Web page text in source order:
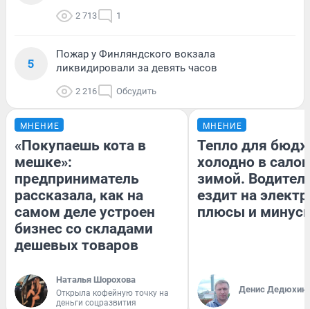
2 713 1
5
Пожар у Финляндского вокзала
ликвидировали за девять часов
2 216 Обсудить
МНЕНИЕ
«Покупаешь кота в
мешке»:
предприниматель
рассказала, как на
самом деле устроен
бизнес со складами
дешевых товаров
Наталья Шорохова
Открыла кофейную точку на
деньги соцразвития
МНЕНИЕ
Тепло для
холодно в
зимой.
ездит на
плюсы и
Денис Дедюхин